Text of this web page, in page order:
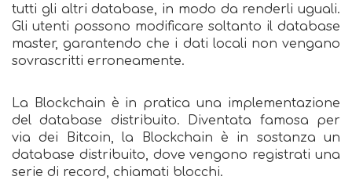
tutti gli altri database, in modo da renderli uguali.
Gli utenti possono modificare soltanto il database
master, garantendo che i dati locali non vengano
sovrascritti erroneamente.
La Blockchain è in pratica una implementazione
del database distribuito. Diventata famosa per
via dei Bitcoin, la Blockchain è in sostanza un
database distribuito, dove vengono registrati una
serie di record, chiamati blocchi.